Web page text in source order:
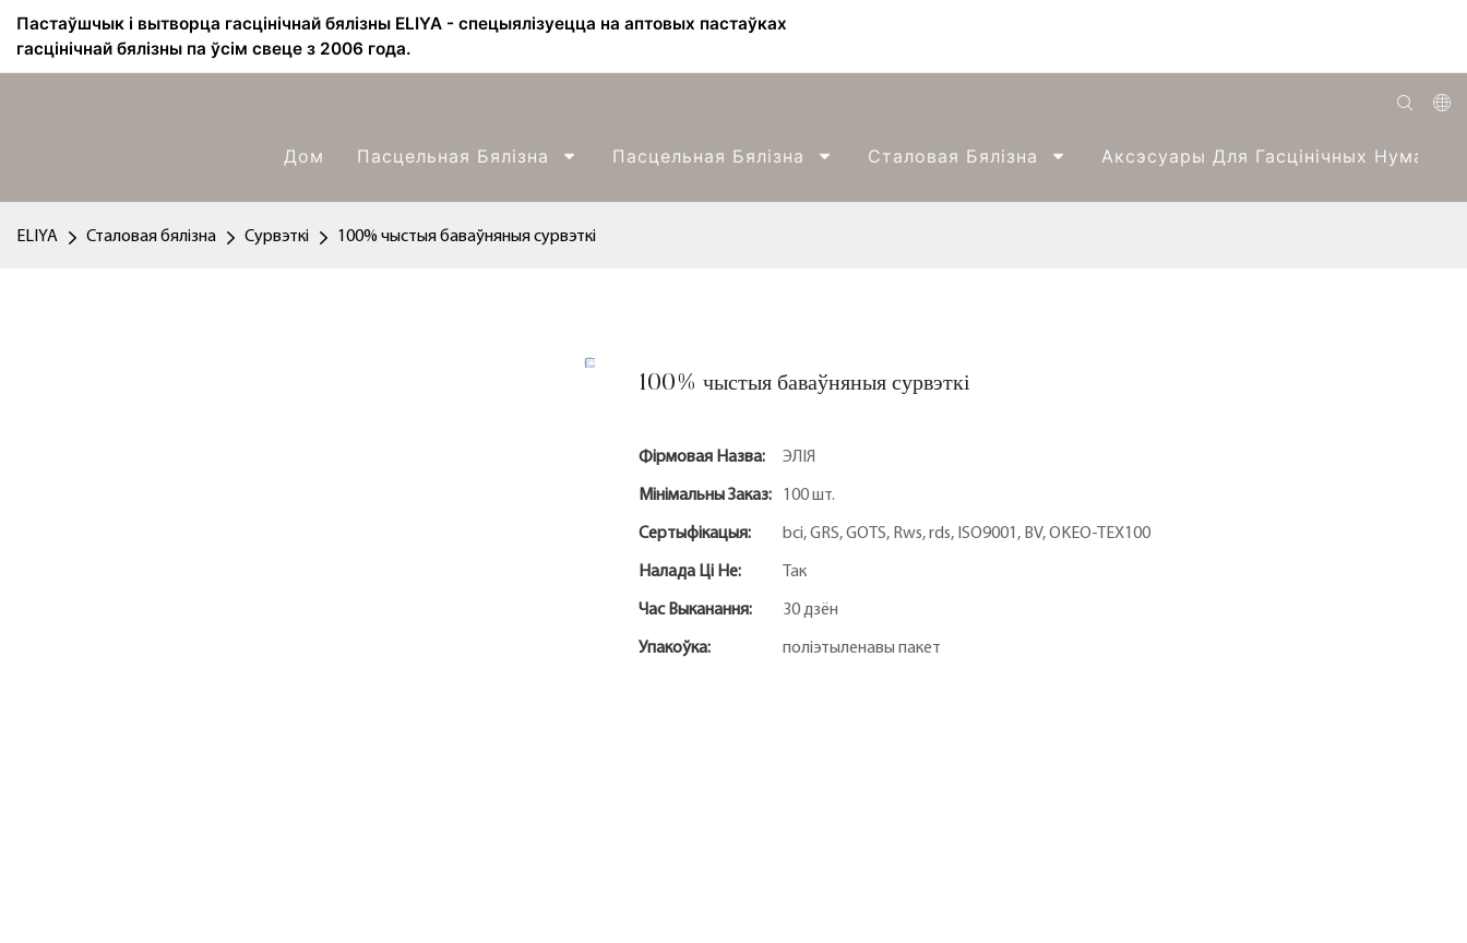
Пастаўшчык і вытворца гасцінічнай бялізны ELIYA - спецыялізуецца на аптовых пастаўках
гасцінічнай бялізны па ўсім свеце з 2006 года.
Дом Пасцельная Бялізна Пасцельная Бялізна Сталовая Бялізна Аксэсуары Для Гасцінічных Нумароў
ELIYA Сталовая бялізна Сурвэткі 100% чыстыя баваўняныя сурвэткі
100% чыстыя баваўняныя сурвэткі
Фірмовая Назва: ЭЛІЯ
Мінімальны Заказ: 100 шт.
Сертыфікацыя: bci, GRS, GOTS, Rws, rds, ISO9001, BV, OKEO-TEX100
Налада Ці Не: Так
Час Выканання: 30 дзён
Упакоўка: поліэтыленавы пакет